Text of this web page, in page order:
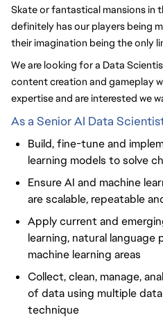
Skate or fantastical mansions in
definitely has our players being
their imagination being the only
We are looking for a Data
content creation and gameplay
expertise and are interested we
As a Senior AI Data
Build, fine-tune and
learning models to solve
Ensure AI and machine
are scalable, repeatable
Apply current and
learning, natural language
machine learning areas
Collect, clean, manage,
of data using multiple data
technique